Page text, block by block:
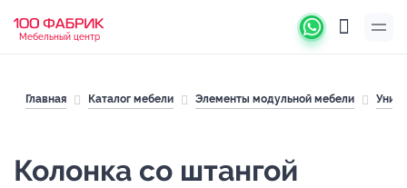
Мебельный центр
Главная Каталог мебели Элементы модульной мебели
Колонка со штангой